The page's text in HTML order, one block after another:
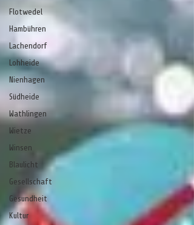
Flotwedel
Hambühren
Lachendorf
Lohheide
Nienhagen
Südheide
Wathlingen
Wietze
Winsen
Blaulicht
Gesellschaft
Gesundheit
Kultur